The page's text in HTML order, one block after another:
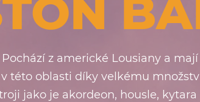
Pochází z americké Lousiany a
této oblasti díky velkému
jako je akordeon, housle,